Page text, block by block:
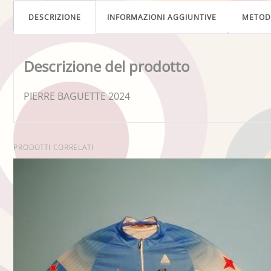
DESCRIZIONE INFORMAZIONI AGGIUNTIVE
Descrizione del prodotto
PIERRE BAGUETTE 2024
PRODOTTI CORRELATI